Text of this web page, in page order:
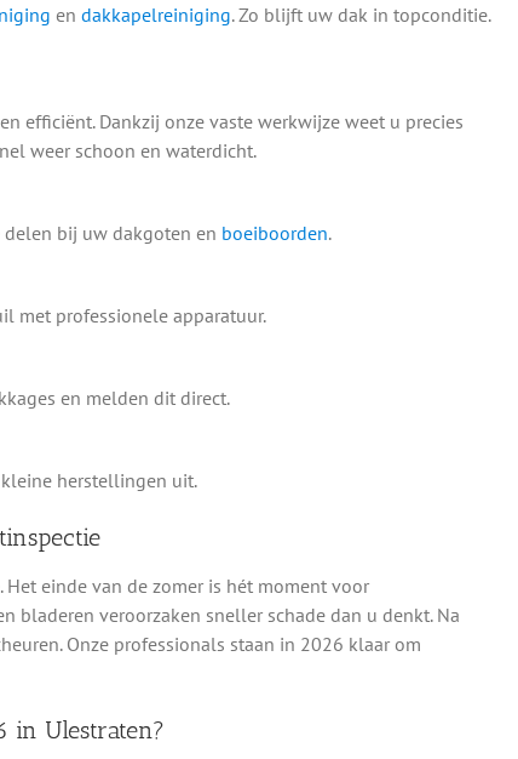
en dakkapelreiniging. Zo blijft uw dak in topconditie.
efficiënt. Dankzij onze vaste werkwijze weet u precies
weer schoon en waterdicht.
bij uw dakgoten en boeiboorden.
met professionele apparatuur.
en melden dit direct.
herstellingen uit.
einde van de zomer is hét moment voor
bladeren veroorzaken sneller schade dan u denkt. Na
Onze professionals staan in 2026 klaar om
in Ulestraten?